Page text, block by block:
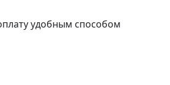
удобным способом